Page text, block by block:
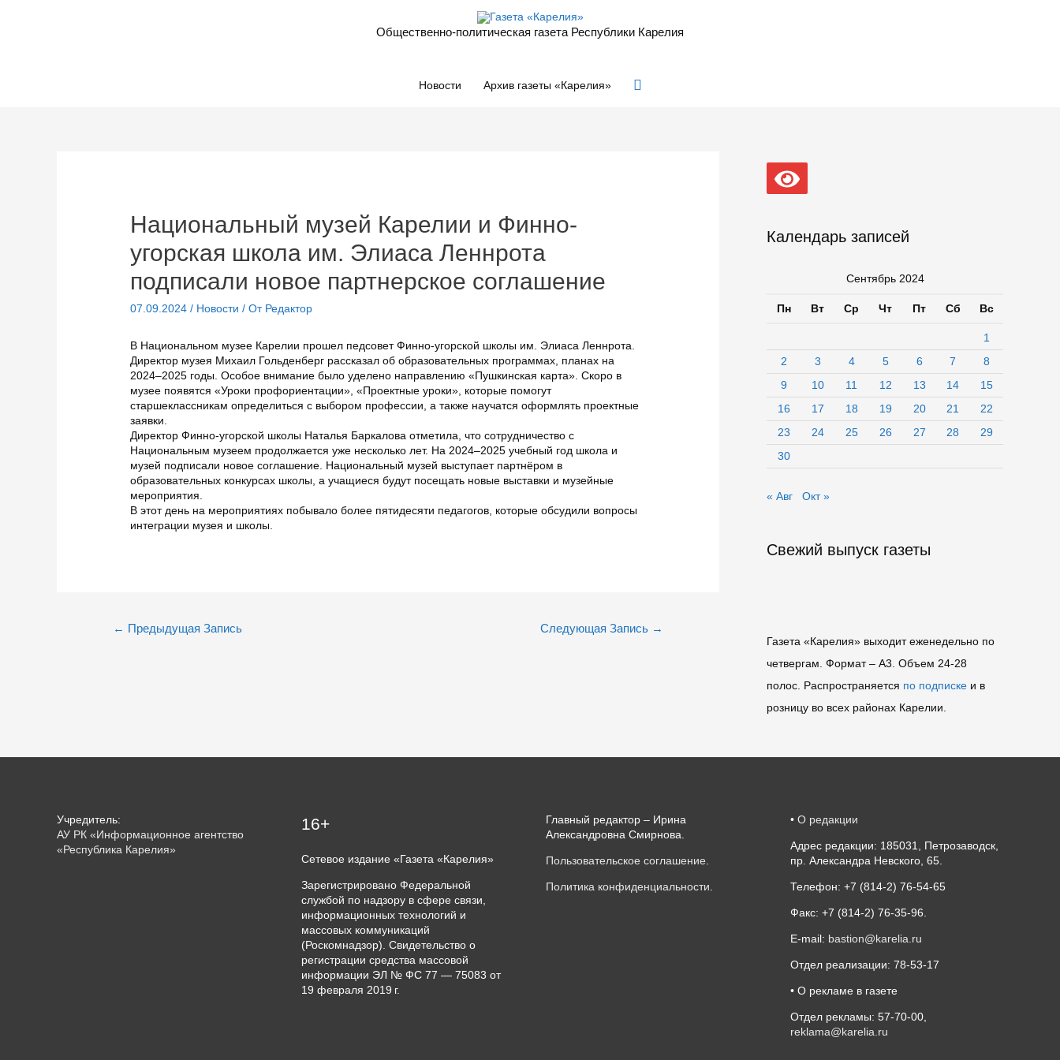
Общественно-политическая газета Республики Карелия
Новости Архив газеты «Карелия» Поиск
Национальный музей Карелии и Финно-
угорская школа им. Элиаса Леннрота
подписали новое партнерское соглашение
07.09.2024 / Новости / От Редактор
В Национальном музее Карелии прошел педсовет Финно-угорской школы им. Элиаса Леннрота.
Директор музея Михаил Гольденберг рассказал об образовательных программах, планах на
2024–2025 годы. Особое внимание было уделено направлению «Пушкинская карта». Скоро в
музее появятся «Уроки профориентации», «Проектные уроки», которые помогут
старшеклассникам определиться с выбором профессии, а также научатся оформлять проектные
заявки.
Директор Финно-угорской школы Наталья Баркалова отметила, что сотрудничество с
Национальным музеем продолжается уже несколько лет. На 2024–2025 учебный год школа и
музей подписали новое соглашение. Национальный музей выступает партнёром в
образовательных конкурсах школы, а учащиеся будут посещать новые выставки и музейные
мероприятия.
В этот день на мероприятиях побывало более пятидесяти педагогов, которые обсудили вопросы
интеграции музея и школы.
← Предыдущая Запись Следующая Запись →
Календарь записей
Сентябрь 2024
Пн Вт Ср Чт Пт Сб Вс
1
2
3 4 5 6 7
8
9
10 11 12 13 14
15
16
17 18 19 20 21
22
23
24 25 26 27 28
29
30
« Авг Окт »
Свежий выпуск газеты
Газета «Карелия» выходит еженедельно по
четвергам. Формат – A3. Объем 24-28
полос. Распространяется по подписке и в
розницу во всех районах Карелии.
Учредитель:
АУ РК «Информационное агентство
«Республика Карелия»
16+
Сетевое издание «Газета «Карелия»
Зарегистрировано Федеральной
службой по надзору в сфере связи,
информационных технологий и
массовых коммуникаций
(Роскомнадзор). Свидетельство о
регистрации средства массовой
информации ЭЛ № ФС 77 — 75083 от
19 февраля 2019 г.
Главный редактор – Ирина
Александровна Смирнова.
Пользовательское соглашение
Политика конфиденциальности
• О редакции
Адрес редакции: 185031, Петрозаводск,
пр. Александра Невского, 65.
Телефон: +7 (814-2) 76-54-65
Факс: +7 (814-2) 76-35-96.
E-mail: bastion@karelia.ru
Отдел реализации: 78-53-17
• О рекламе в газете
Отдел рекламы: 57-70-00,
reklama@karelia.ru